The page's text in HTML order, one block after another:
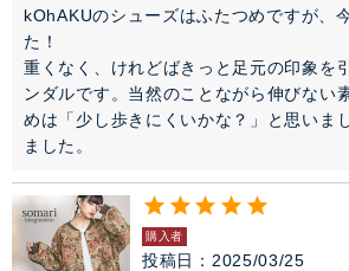
kOhAKUのシューズはふたつめですが、
た！
重くなく、けれどばきっと足元の印象を
ンダルです。当然のことながら伸びない
めは「少し歩きにくいかな？」と思いま
ました。
購入者
投稿日 2025/03/25